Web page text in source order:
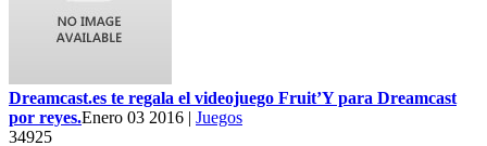
Dreamcast.es te regala el videojuego Fruit’Y para Dreamcast
por reyes.Enero 03 2016 | Juegos
34925